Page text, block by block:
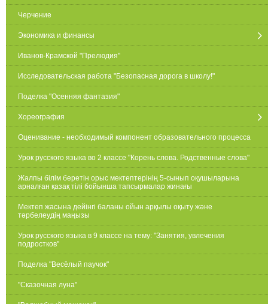
Черчение
Экономика и финансы
Иванов-Крамской "Прелюдия"
Исследовательская работа "Безопасная дорога в школу!"
Поделка "Осенняя фантазия"
Хореография
Оценивание - необходимый компонент образовательного процесса
Урок русского языка во 2 классе "Корень слова. Родственные слова"
Жалпы білім беретін орыс мектептерінің 5-сынып оқушыларына
арналған қазақ тілі бойынша тапсырмалар жинағы
Мектеп жасына дейінгі баланы ойын арқылы оқыту және
тәрбелеудің маңызы
Урок русского языка в 9 классе на тему: "Занятия, увлечения
подростков"
Поделка "Весёлый паучок"
"Сказочная луна"